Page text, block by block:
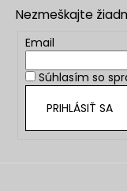
Nezmeškajte
Email
Súhlasím so
PRIHLÁSIŤ SA